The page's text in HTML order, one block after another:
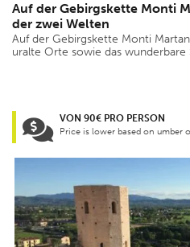
Auf der Gebirgskette Monti
der zwei Welten
Auf der Gebirgskette Monti
uralte Orte sowie das
VON 90€ PRO PERSON
Price is lower based on umber